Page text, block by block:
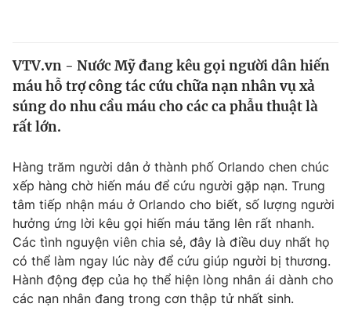
Thế giới
Tin tức
Thế giới đó đây
Câu chuyện quốc tế
Tài chính
Thị trường
Góc doanh nghiệp
Dữ liệu và đời sống
Truyền hình
Phim VTV
Hậu trường
Giải trí
VTV.vn - Nước Mỹ đang kêu gọi người dân hiến
máu hỗ trợ công tác cứu chữa nạn nhân vụ xả
súng do nhu cầu máu cho các ca phẫu thuật là
rất lớn.
Hàng trăm người dân ở thành phố Orlando chen chúc
xếp hàng chờ hiến máu để cứu người gặp nạn. Trung
tâm tiếp nhận máu ở Orlando cho biết, số lượng người
hưởng ứng lời kêu gọi hiến máu tăng lên rất nhanh.
Các tình nguyện viên chia sẻ, đây là điều duy nhất họ
có thể làm ngay lúc này để cứu giúp người bị thương.
Hành động đẹp của họ thể hiện lòng nhân ái dành cho
các nạn nhân đang trong cơn thập tử nhất sinh.